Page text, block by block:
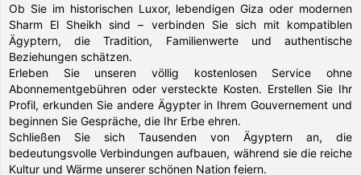
Ob Sie im historischen Luxor, lebendigen Giza oder modernen
Sharm El Sheikh sind – verbinden Sie sich mit kompatiblen
Ägyptern, die Tradition, Familienwerte und authentische
Beziehungen schätzen.
Erleben Sie unseren völlig kostenlosen Service ohne
Abonnementgebühren oder versteckte Kosten. Erstellen Sie Ihr
Profil, erkunden Sie andere Ägypter in Ihrem Gouvernement und
beginnen Sie Gespräche, die Ihr Erbe ehren.
Schließen Sie sich Tausenden von Ägyptern an, die
bedeutungsvolle Verbindungen aufbauen, während sie die reiche
Kultur und Wärme unserer schönen Nation feiern.